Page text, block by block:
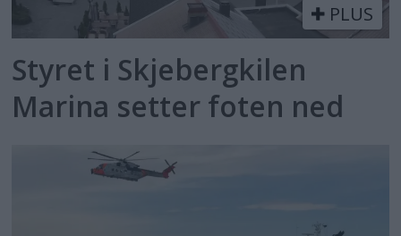
PLUS
Styret i Skjebergkilen
Marina setter foten ned